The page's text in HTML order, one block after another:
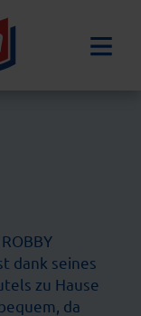
dank seines
zu Hause
da